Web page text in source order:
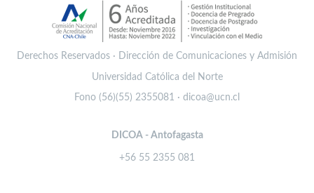
Derechos Reservados · Dirección de Comunicaciones y Admisión
Universidad Católica del Norte
Fono (56)(55) 2355081 · dicoa@ucn.cl
DICOA - Antofagasta
+56 55 2355 081